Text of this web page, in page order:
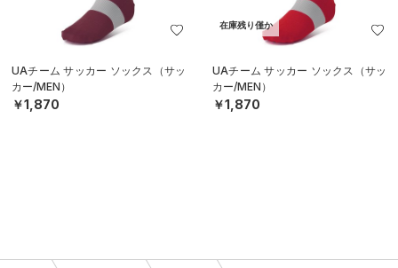
UAチーム サッカー ソックス（サッ
カー/MEN）
￥1,870
在庫残り僅か
UAチーム サッカー ソックス（サッ
カー/MEN）
￥1,870